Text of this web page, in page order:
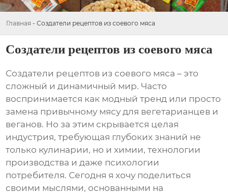
Главная - Создатели рецептов из соевого мяса
Создатели рецептов из соевого мяса
Создатели рецептов из соевого мяса – это
сложный и динамичный мир. Часто
воспринимается как модный тренд или просто
замена привычному мясу для вегетарианцев и
веганов. Но за этим скрывается целая
индустрия, требующая глубоких знаний не
только кулинарии, но и химии, технологии
производства и даже психологии
потребителя. Сегодня я хочу поделиться
своими мыслями, основанными на